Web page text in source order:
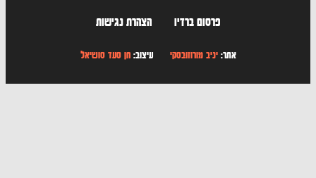
פרסום ברדיו הצהרת נגישות
יניב מורוזובסקיעיצוב:חן סעד סושיאל